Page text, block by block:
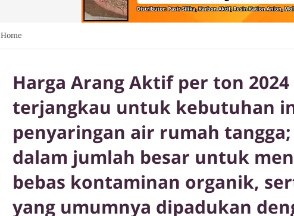
Home
Harga Arang Aktif per ton
terjangkau untuk kebutuhan
penyaringan air rumah
dalam jumlah besar untuk
bebas kontaminan organik,
yang umumnya dipadukan